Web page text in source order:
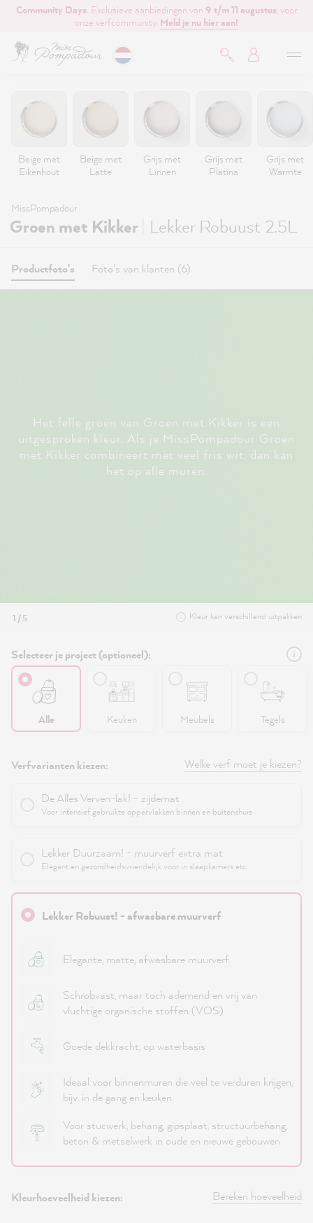
hoofdinhoud
Community Days: Exclusieve aanbiedingen van 9 t/m 11 augustus , voor
onze verfcommunity. Meld je nu hier aan!
Beige met
Eikenhout
Beige met
Latte
Grijs met
Linnen
Grijs met
Platina
Grijs met
Warmte
MissPompadour
Groen met Kikker Lekker Robuust 2.5L
Productfoto's Foto's van klanten (6)
Het felle groen van Groen met Kikker is een
uitgesproken kleur. Als je MissPompadour Groen
met Kikker combineert met veel fris wit, dan kan
het op alle muren.
1 / 5 Kleur kan verschillend uitpakken
Selecteer je project (optioneel):
Alle Keuken Meubels Tegels
Verfvarianten kiezen: Welke verf moet je kiezen?
De Alles Verven-lak! - zijdemat
Voor intensief gebruikte oppervlakken binnen en buitenshuis
Lekker Duurzaam! - muurverf extra mat
Elegant en gezondheidsvriendelijk voor in slaapkamers etc.
Lekker Robuust! - afwasbare muurverf
Elegante, matte, afwasbare muurverf
Schrobvast, maar toch ademend en vrij van
vluchtige organische stoffen (VOS)
Goede dekkracht, op waterbasis
Ideaal voor binnenmuren die veel te verduren krijgen,
bijv. in de gang en keuken
Voor stucwerk, behang, gipsplaat, structuurbehang,
beton & metselwerk in oude en nieuwe gebouwen
Kleurhoeveelheid kiezen: Bereken hoeveelheid